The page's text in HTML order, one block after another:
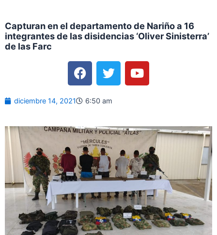
Capturan en el departamento de Nariño a 16
integrantes de las disidencias ‘Oliver Sinisterra’
de las Farc
F
a
c
e
o
k
T
w
i
t
r
Y
o
u
e
diciembre 14, 2021 6:50 am